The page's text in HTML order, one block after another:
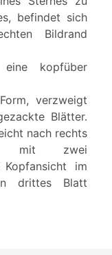
befindet sich
Bildrand
kopfüber
verzweigt
Blätter.
nach rechts
mit zwei
im
drittes Blatt